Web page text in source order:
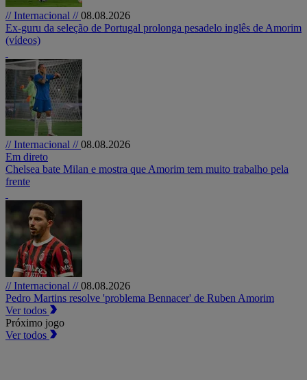
// Internacional //08.08.2026
Ex-guru da seleção de Portugal prolonga pesadelo inglês de Amorim
(vídeos)
// Internacional //08.08.2026
Em direto
Chelsea bate Milan e mostra que Amorim tem muito trabalho pela
frente
// Internacional //08.08.2026
Pedro Martins resolve 'problema Bennacer' de Ruben Amorim
Ver todos
Próximo jogo
Ver todos